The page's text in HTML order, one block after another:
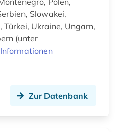
Slowakei,
Türkei, Ukraine, Ungarn,
(unter
Zur Datenbank